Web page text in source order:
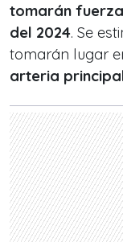
tomarán
del 2024. Se
tomarán lugar
arteria